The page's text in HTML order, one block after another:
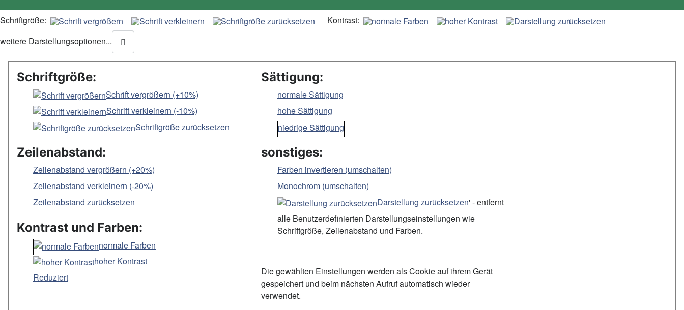
Schriftgröße:
Kontrast:
weitere Darstellungsoptionen...
Schriftgröße:
Schrift vergrößern (+10%)
Schrift verkleinern (-10%)
Schriftgröße zurücksetzen
Zeilenabstand:
Zeilenabstand vergrößern (+20%)
Zeilenabstand verkleinern (-20%)
Zeilenabstand zurücksetzen
Kontrast und Farben:
normale Farben
hoher Kontrast
Reduziert
Sättigung:
normale Sättigung
hohe Sättigung
niedrige Sättigung
sonstiges:
Farben invertieren (umschalten)
Monochrom (umschalten)
Darstellung zurücksetzen' - entfernt
alle Benutzerdefinierten Darstellungseinstellungen wie
Schriftgröße, Zeilenabstand und Farben.
Die gewählten Einstellungen werden als Cookie auf ihrem Gerät
gespeichert und beim nächsten Aufruf automatisch wieder
verwendet.